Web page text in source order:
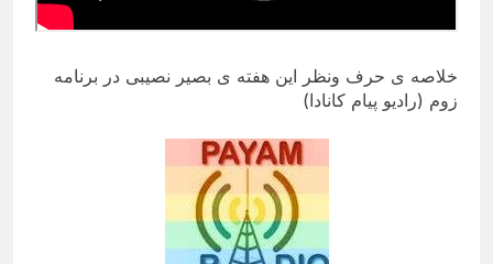
خلاصه ی حرف ونظر این هفته ی بصیر نصیبی در برنامه
زوم (رادیو پیام کانادا)